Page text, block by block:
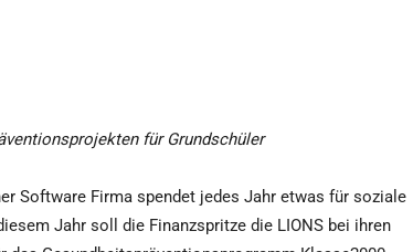
für Grundschüler
Software Firma spendet jedes Jahr etwas für soziale
Jahr soll die Finanzspritze die LIONS bei ihren